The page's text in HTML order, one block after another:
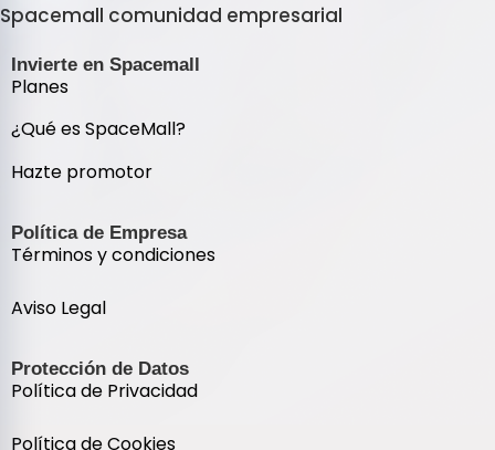
Spacemall comunidad empresarial
Invierte en Spacemall
Planes
¿Qué es SpaceMall?
Hazte promotor
Política de Empresa
Términos y condiciones
Aviso Legal
Protección de Datos
Política de Privacidad
Política de Cookies